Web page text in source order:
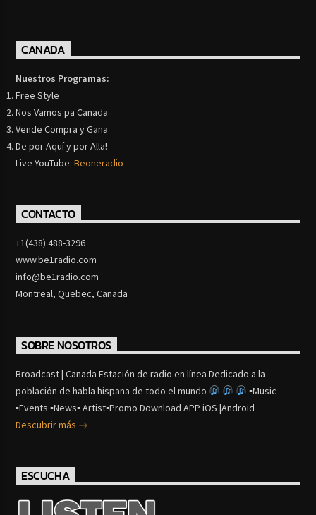
CANADA
Nuestros Programas:
Free Style
Nos Vamos pa Canada
Vende Compra y Gana
De por Aquí y por Alla!
Live YouTube:Beoneradio
CONTACTO
+1(438) 488-3296
www.be1radio.com
info@be1radio.com
Montreal, Quebec, Canada
SOBRE NOSOTROS
Broadcast | Canada Estación de radio en línea Dedicado a la
población de habla hispana de todo el mundo
▪Music
▪Events ▪News▪ Artist▪Promo Download APP iOS |Android
Descubrir más
ESCUCHA